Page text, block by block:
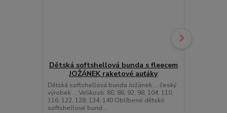
Dětská softshellová bunda s fleecem
JOŽÁNEK raketové auťáky
Dětská softshellová bunda Jožánek ... český
výrobek ... Velikosti: 80, 86, 92, 98, 104, 110,
116, 122, 128, 134, 140 Oblíbené dětské
softshellové bund...